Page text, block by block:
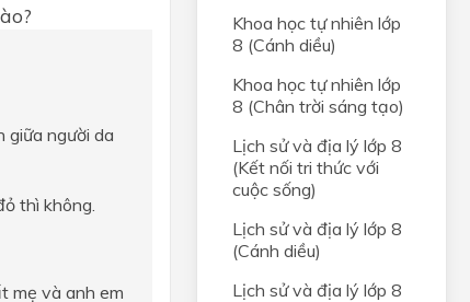
giữa người da
thì không.
mẹ và anh em
Khoa học tự nhiên lớp
8 (Cánh diều)
Khoa học tự nhiên lớp
8 (Chân trời sáng tạo)
Lịch sử và địa lý lớp 8
(Kết nối tri thức với
cuộc sống)
Lịch sử và địa lý lớp 8
(Cánh diều)
Lịch sử và địa lý lớp 8